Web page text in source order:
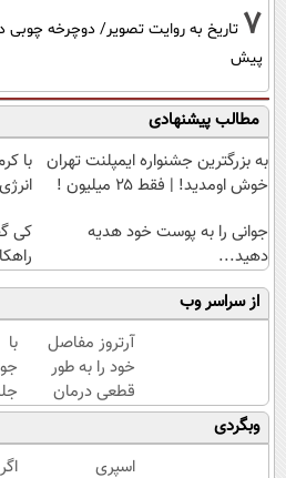
7
پیش
مطالب پیشنهادی
به بزرگترین جشنواره ایمپلنت تهران
خوش اومدید! | فقط ۲۵ میلیون !
با
جوانی را به پوست خود هدیه
دهید...
کی
از سراسر وب
آرتروز مفاصل
خود را به طور
قطعی درمان
کنید!
◗پرسش‌نامه◖
با
وبگردی
اسپری